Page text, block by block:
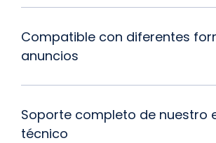
Compatible con diferentes
anuncios
Soporte completo de nuestro
técnico